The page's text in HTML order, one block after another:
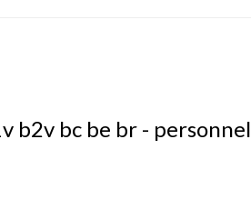
b2v bc be br - personnel